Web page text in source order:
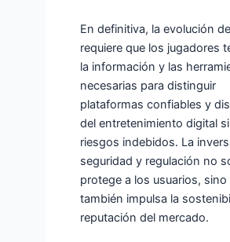
En definitiva, la evolución
requiere que los jugadores
la información y las
necesarias para distinguir
plataformas confiables y
del entretenimiento digital
riesgos indebidos. La
seguridad y regulación no
protege a los usuarios, sino
también impulsa la
reputación del mercado.